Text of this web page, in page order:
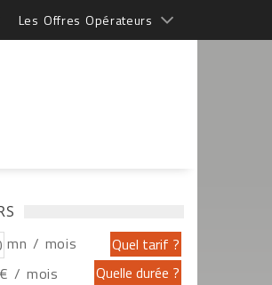
Les Offres Opérateurs
mn / mois
€ / mois